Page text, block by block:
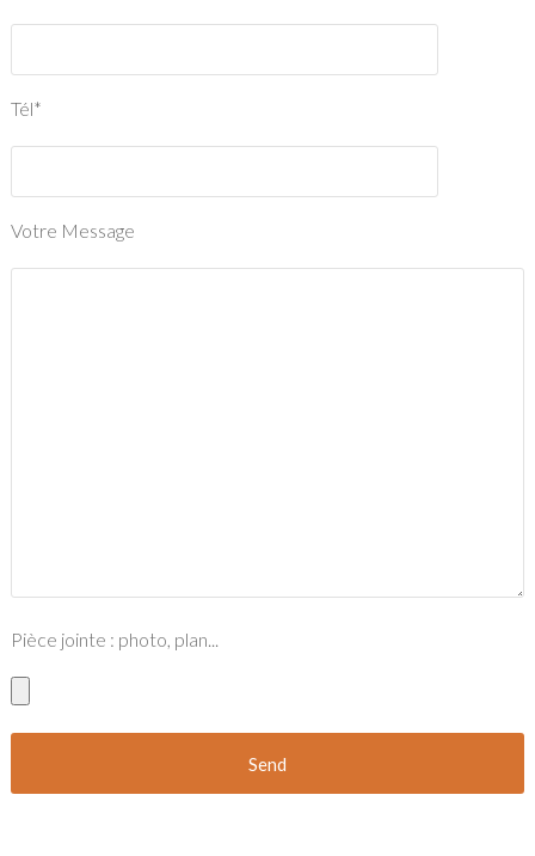
Tél*
Votre Message
Pièce jointe : photo, plan...